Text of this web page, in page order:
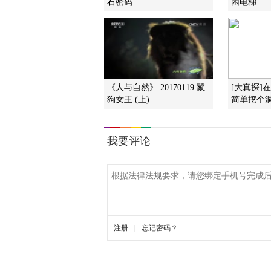
石密码 困电梯
《人与自然》 20170119 鬣
狗女王 (上)
[大真探]
简单挖个